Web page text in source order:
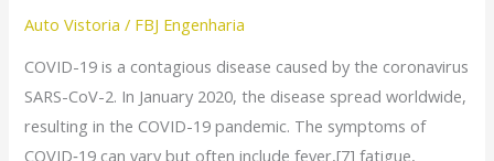
Auto Vistoria / FBJ Engenharia
COVID-19 is a contagious disease caused by the coronavirus
SARS-CoV-2. In January 2020, the disease spread worldwide,
resulting in the COVID-19 pandemic. The symptoms of
COVID‑19 can vary but often include fever,[7] fatigue,
2019